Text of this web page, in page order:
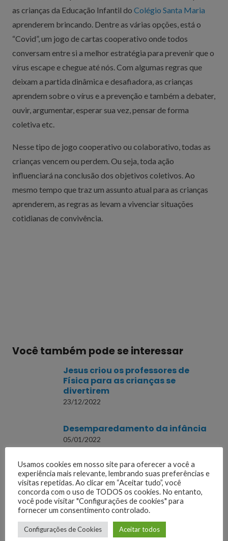
as crianças da Educação Infantil do Colégio Santa Maria
aprenderem brincando. Dentre as várias opções, está o
“Covid”, um jogo de cartas cooperativo onde todos
conversam entre si a melhor estratégia para prevenir que o
vírus escape e chegue até nós. Com algumas regras que
deixam a partida dinâmica e desafiadora, as crianças
aprendem sobre o vírus e a prevenção e também a debater,
ouvir, argumentar, esperar sua vez, pensar de forma
coletiva etc.
Nesse tipo de jogo cooperativo ou colaborativo, todas as
crianças vencem ou perdem. Ou seja, toda ação
influenciará na conclusão dos objetivos coletivos. Ao
mesmo tempo que traz um assunto atual para as crianças
aprenderem, as regras as levam a vivenciar situações
cotidianas de convivência.
Você também pode se interessar
Jesus criou os professores de
Física para as crianças se
divertirem
23/12/2022
Desemparedamento da infância
05/01/2022
Tongue Twister – Desafio de trava
línguas
24/06/2024
Termômetros infravermelhos são
tão inofensivos quanto tirar
selfies
Usamos cookies em nosso site para oferecer a você a
experiência mais relevante, lembrando suas preferências e
visitas repetidas. Ao clicar em “Aceitar tudo”, você
concorda com o uso de TODOS os cookies. No entanto,
você pode visitar "Configurações de cookies" para
fornecer um consentimento controlado.
Configurações de Cookies Aceitar todos